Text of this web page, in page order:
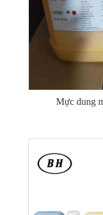
Mực dung